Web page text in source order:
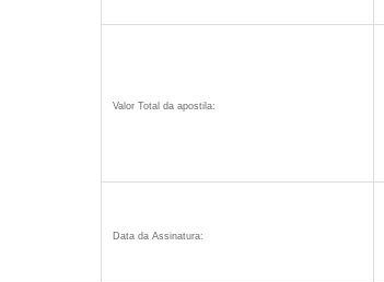
Valor Total da apostila:
Data da Assinatura: